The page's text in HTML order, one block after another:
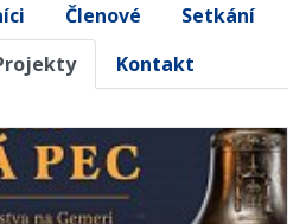
Členové
Setkání
Kontakt